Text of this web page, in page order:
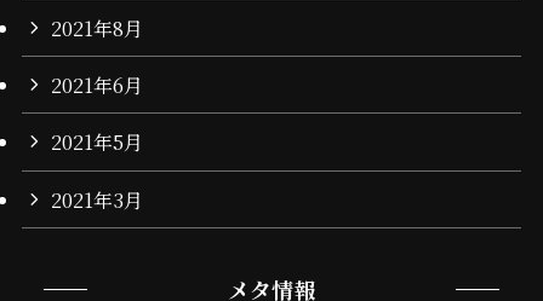
2021年8月
2021年6月
2021年5月
2021年3月
メタ情報